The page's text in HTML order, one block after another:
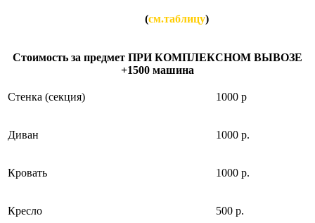
(см.таблицу)
Стоимость за предмет ПРИ КОМПЛЕКСНОМ ВЫВОЗЕ
+1500 машина
Cтенка (секция) 1000 р
Диван 1000 р.
Кровать 1000 р.
Кресло 500 р.